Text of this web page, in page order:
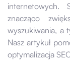
internetowych.
znacząco
wyszukiwania, a
Nasz artykuł
optymalizacja